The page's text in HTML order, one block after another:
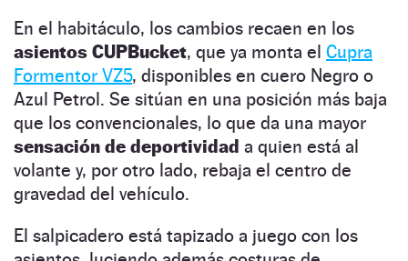
En el habitáculo, los cambios recaen en los
asientos CUPBucket, que ya monta el Cupra
Formentor VZ5, disponibles en cuero Negro o
Azul Petrol. Se sitúan en una posición más baja
que los convencionales, lo que da una mayor
sensación de deportividad a quien está al
volante y, por otro lado, rebaja el centro de
gravedad del vehículo.
El salpicadero está tapizado a juego con los